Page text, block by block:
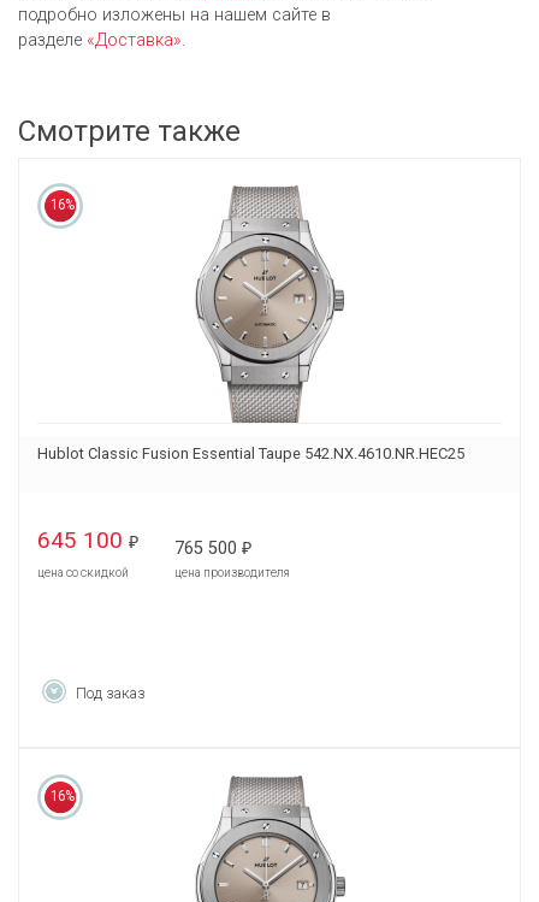
подробно изложены на нашем сайте в
разделе «Доставка».
Смотрите также
16%
Hublot Classic Fusion Essential Taupe 542.NX.4610.NR.HEC25
645 100 ₽
цена со скидкой
765 500 ₽
цена производителя
Под заказ
16%